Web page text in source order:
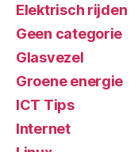
Elektrisch rijden
Geen categorie
Glasvezel
Groene energie
ICT Tips
Internet